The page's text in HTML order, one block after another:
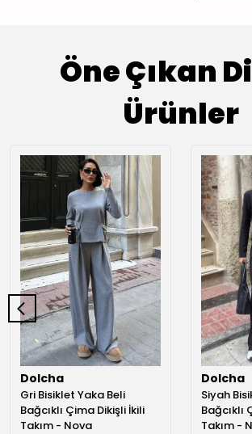
Öne Çıkan
Ürünler
Dolcha
Gri Bisiklet Yaka Beli
Bağcıklı Çima Dikişli İkili
Takım - Nova
Dolcha
Siyah
Bağcıklı
Takım -